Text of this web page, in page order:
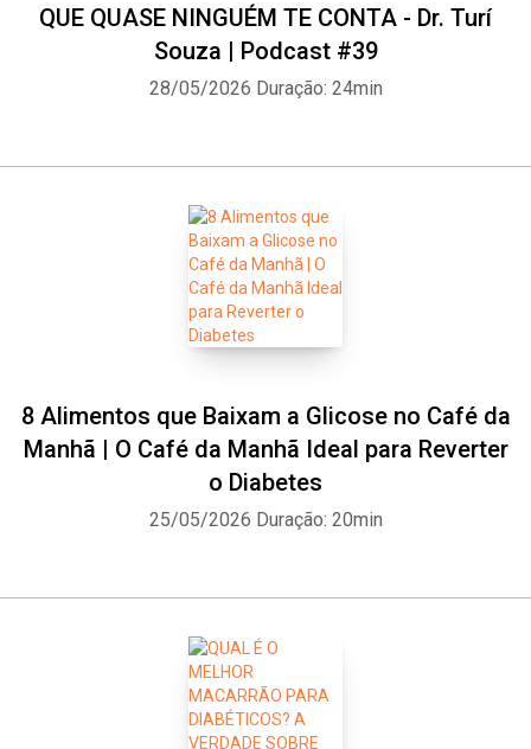
QUE QUASE NINGUÉM TE CONTA - Dr. Turí
Souza | Podcast #39
28/05/2026 Duração: 24min
8 Alimentos que Baixam a Glicose no Café da
Manhã | O Café da Manhã Ideal para Reverter
o Diabetes
25/05/2026 Duração: 20min
Whatsapp Facebook Twitter E-mail